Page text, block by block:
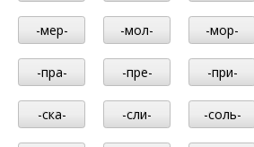
-мер- -мол- -мор-
-пра- -пре- -при-
-ска- -сли- -соль-